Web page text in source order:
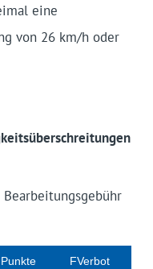
eine
von 26 km/h oder
Punk­te FVerbot